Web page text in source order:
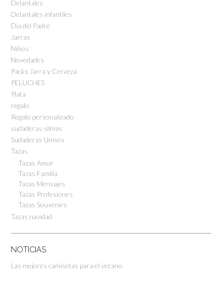
Delantales
Delantales infantiles
Día del Padre
Jarras
Niños
Novedades
Packs Jarra y Cerveza
PELUCHES
Plata
regalo
Regalo personalizado
sudaderas silmas
Sudaderas Unisex
Tazas
Tazas Amor
Tazas Familia
Tazas Mensajes
Tazas Profesiones
Tazas Souvenirs
Tazas navidad
NOTICIAS
Las mejores camisetas para el verano